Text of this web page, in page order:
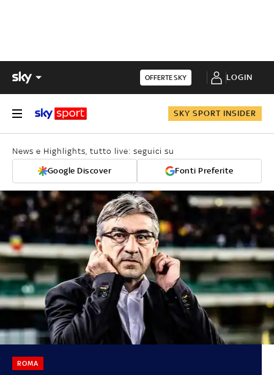
OFFERTE SKY LOGIN
SKY SPORT INSIDER
News e Highlights, tutto live: seguici su
Google Discover Fonti Preferite
ROMA